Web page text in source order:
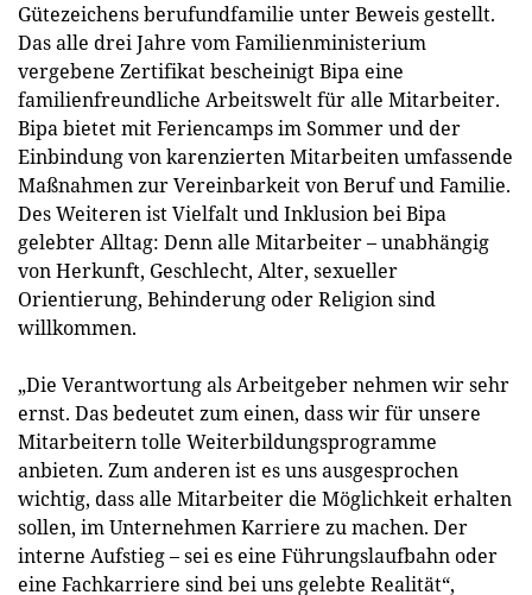
Gütezeichens berufundfamilie unter Beweis gestellt.
Das alle drei Jahre vom Familienministerium
vergebene Zertifikat bescheinigt Bipa eine
familienfreundliche Arbeitswelt für alle Mitarbeiter.
Bipa bietet mit Feriencamps im Sommer und der
Einbindung von karenzierten Mitarbeiten umfassende
Maßnahmen zur Vereinbarkeit von Beruf und Familie.
Des Weiteren ist Vielfalt und Inklusion bei Bipa
gelebter Alltag: Denn alle Mitarbeiter – unabhängig
von Herkunft, Geschlecht, Alter, sexueller
Orientierung, Behinderung oder Religion sind
willkommen.
„Die Verantwortung als Arbeitgeber nehmen wir sehr
ernst. Das bedeutet zum einen, dass wir für unsere
Mitarbeitern tolle Weiterbildungsprogramme
anbieten. Zum anderen ist es uns ausgesprochen
wichtig, dass alle Mitarbeiter die Möglichkeit erhalten
sollen, im Unternehmen Karriere zu machen. Der
interne Aufstieg – sei es eine Führungslaufbahn oder
eine Fachkarriere sind bei uns gelebte Realität“,